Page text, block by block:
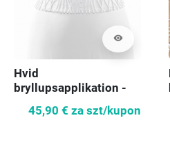
visibility
Hvid
bryllupsapplikation -
45,90 € za szt/kupon